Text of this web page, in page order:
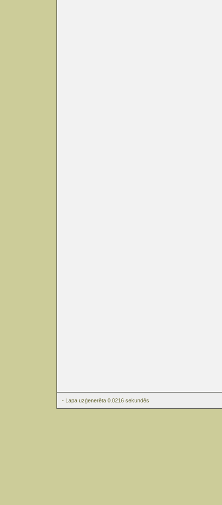
- Lapa uzģenerēta 0.0216 sekundēs